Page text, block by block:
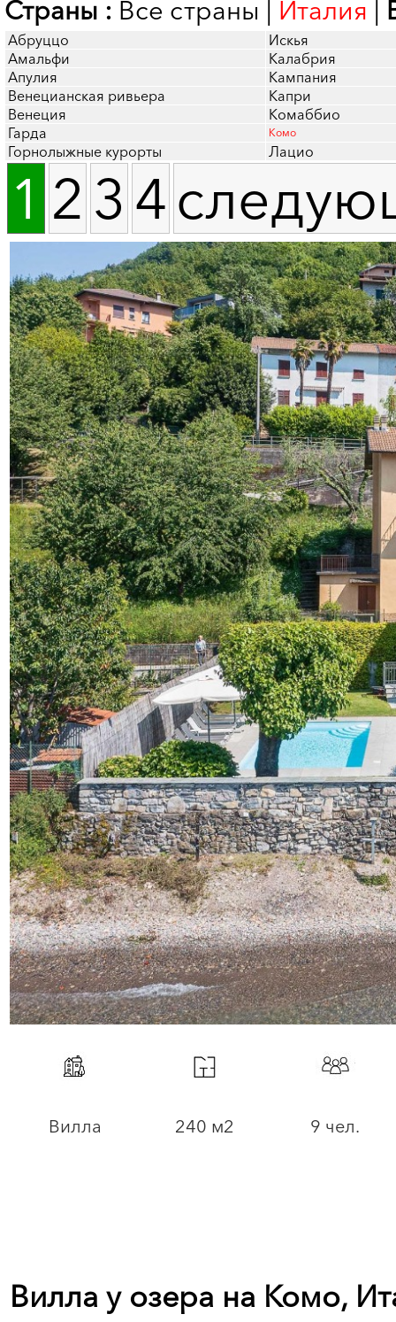
Страны : Все страны | Италия |
Абруццо
Искья
Амальфи
Калабрия
Апулия
Кампания
Венецианская ривьера
Капри
Венеция
Комаббио
Гарда
Комо
Горнолыжные курорты Лацио
1 2 3 4
Вилла 240 м2 9 чел.
Вилла у озера на Комо,